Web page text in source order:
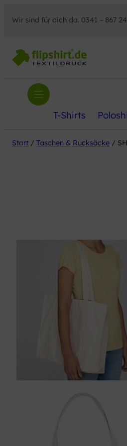
Wir sind für dich da. 0341 – 867
T-Shirts
Start / Taschen & Rucksäcke /